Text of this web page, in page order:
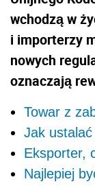
wchodzą w
i importerzy
nowych
oznaczają
Towar z
Jak ustalać
Eksporter,
Najlepiej